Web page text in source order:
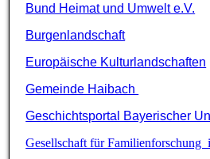
Bund Heimat und Umwelt e.V.
Burgenlandschaft
Europäische Kulturlandschaften
Gemeinde Haibach
Geschichtsportal Bayerischer
Gesellschaft für Familienforschung